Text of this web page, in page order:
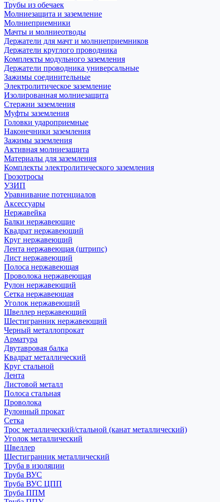
Трубы из обечаек
Молниезащита и заземление
Молниеприемники
Мачты и молниеотводы
Держатели для мачт и молниеприемников
Держатели круглого проводника
Комплекты модульного заземления
Держатели проводника универсальные
Зажимы соединительные
Электролитическое заземление
Изолированная молниезащита
Стержни заземления
Муфты заземления
Головки удароприемные
Наконечники заземления
Зажимы заземления
Активная молниезащита
Материалы для заземления
Комплекты электролитического заземления
Грозотросы
УЗИП
Уравнивание потенциалов
Аксессуары
Нержавейка
Балки нержавеющие
Квадрат нержавеющий
Круг нержавеющий
Лента нержавеющая (штрипс)
Лист нержавеющий
Полоса нержавеющая
Проволока нержавеющая
Рулон нержавеющий
Сетка нержавеющая
Уголок нержавеющий
Швеллер нержавеющий
Шестигранник нержавеющий
Черный металлопрокат
Арматура
Двутавровая балка
Квадрат металлический
Круг стальной
Лента
Листовой металл
Полоса стальная
Проволока
Рулонный прокат
Сетка
Трос металлический/стальной (канат металлический)
Уголок металлический
Швеллер
Шестигранник металлический
Труба в изоляции
Труба ВУС
Труба ВУС ЦПП
Труба ППМ